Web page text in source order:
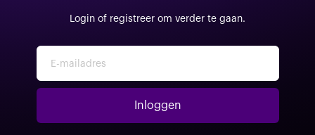
Login of registreer om verder te gaan.
E-mailadres
Inloggen